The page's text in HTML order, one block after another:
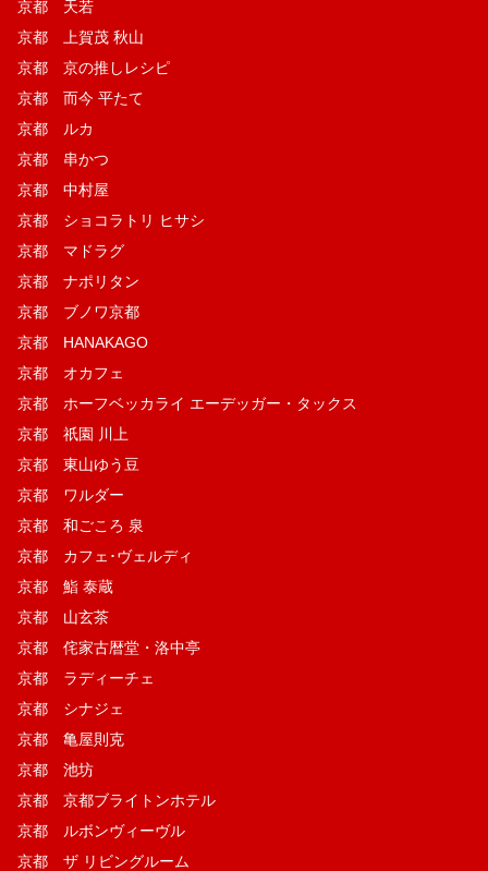
京都 天若
京都 上賀茂 秋山
京都 京の推しレシピ
京都 而今 平たて
京都 ルカ
京都 串かつ
京都 中村屋
京都 ショコラトリ ヒサシ
京都 マドラグ
京都 ナポリタン
京都 ブノワ京都
京都 HANAKAGO
京都 オカフェ
京都 ホーフベッカライ エーデッガー・タックス
京都 祇園 川上
京都 東山ゆう豆
京都 ワルダー
京都 和ごころ 泉
京都 カフェ･ヴェルディ
京都 鮨 泰蔵
京都 山玄茶
京都 侘家古暦堂・洛中亭
京都 ラディーチェ
京都 シナジェ
京都 亀屋則克
京都 池坊
京都 京都ブライトンホテル
京都 ルボンヴィーヴル
京都 ザ リビングルーム